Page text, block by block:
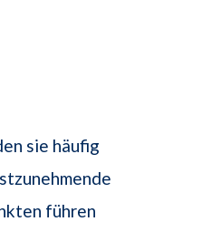
sie häufig
führen